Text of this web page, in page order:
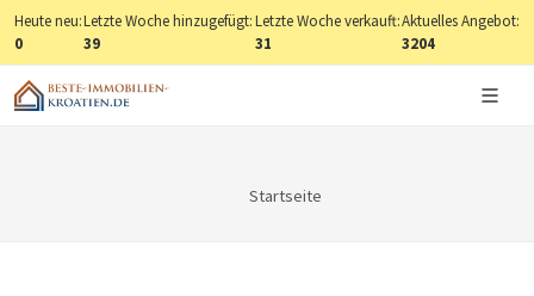
Heute neu:
0
Letzte Woche hinzugefügt:
39
Letzte Woche verkauft:
31
Aktuelles Angebot:
3204
Startseite